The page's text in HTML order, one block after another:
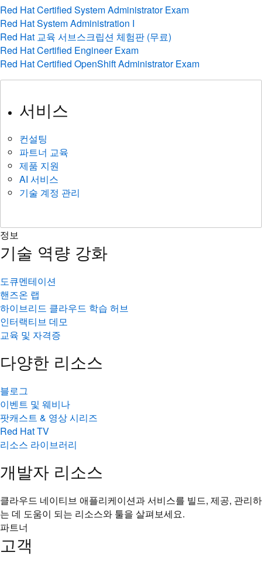
Red Hat Certified System Administrator Exam
Red Hat System Administration I
Red Hat 교육 서브스크립션 체험판 (무료)
Red Hat Certified Engineer Exam
Red Hat Certified OpenShift Administrator Exam
서비스
컨설팅
파트너 교육
제품 지원
AI 서비스
기술 계정 관리
정보
기술 역량 강화
도큐멘테이션
핸즈온 랩
하이브리드 클라우드 학습 허브
인터랙티브 데모
교육 및 자격증
다양한 리소스
블로그
이벤트 및 웨비나
팟캐스트 & 영상 시리즈
Red Hat TV
리소스 라이브러리
개발자 리소스
클라우드 네이티브 애플리케이션과 서비스를 빌드, 제공, 관리하
는 데 도움이 되는 리소스와 툴을 살펴보세요.
파트너
고객